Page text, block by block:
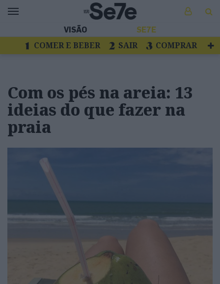
VISÃO SE7E
COMER E BEBER SAIR
COMPRAR
Com os pés na areia: 13
ideias do que fazer na
praia